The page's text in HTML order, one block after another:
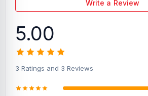
Write a Review
5.00
3 Ratings and 3 Reviews